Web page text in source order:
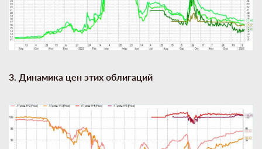
3. Динамика цен этих облигаций